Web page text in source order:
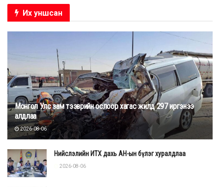
Их уншсан
Монгол Улс зам тээврийн ослоор хагас жилд 297 иргэнээ
алдлаа
2026-08-06
Нийслэлийн ИТХ дахь АН-ын бүлэг хуралдлаа
2026-08-06